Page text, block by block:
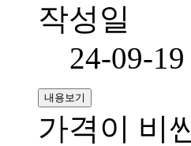
작성일
24-09-19
내용보기
가격이 비